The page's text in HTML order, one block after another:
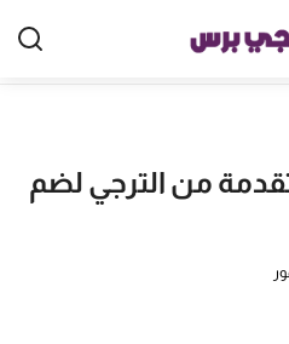
من الترجي لضم